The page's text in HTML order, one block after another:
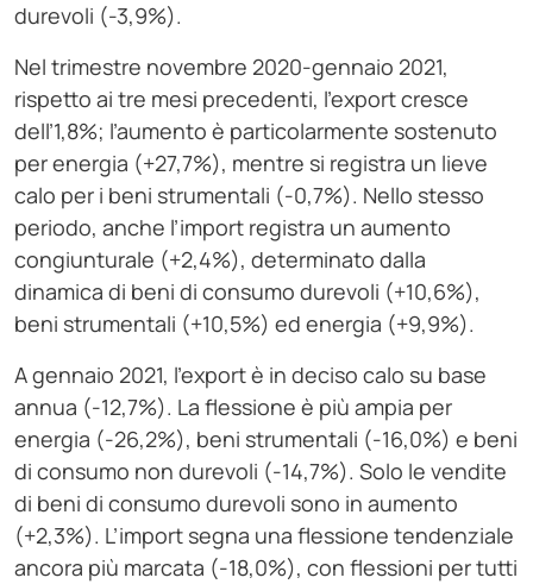
durevoli (-3,9%).
Nel trimestre novembre 2020-gennaio 2021,
rispetto ai tre mesi precedenti, l’export cresce
dell’1,8%; l’aumento è particolarmente sostenuto
per energia (+27,7%), mentre si registra un lieve
calo per i beni strumentali (-0,7%). Nello stesso
periodo, anche l’import registra un aumento
congiunturale (+2,4%), determinato dalla
dinamica di beni di consumo durevoli (+10,6%),
beni strumentali (+10,5%) ed energia (+9,9%).
A gennaio 2021, l’export è in deciso calo su base
annua (-12,7%). La flessione è più ampia per
energia (-26,2%), beni strumentali (-16,0%) e beni
di consumo non durevoli (-14,7%). Solo le vendite
di beni di consumo durevoli sono in aumento
(+2,3%). L’import segna una flessione tendenziale
ancora più marcata (-18,0%), con flessioni per tutti